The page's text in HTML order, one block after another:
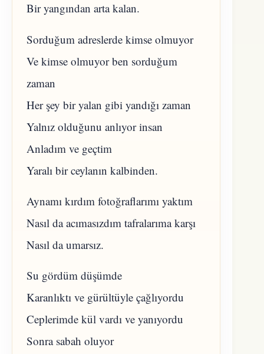
Bir yangından arta kalan.
Sorduğum adreslerde kimse olmuyor
Ve kimse olmuyor ben sorduğum
zaman
Her şey bir yalan gibi yandığı zaman
Yalnız olduğunu anlıyor insan
Anladım ve geçtim
Yaralı bir ceylanın kalbinden.
Aynamı kırdım fotoğraflarımı yaktım
Nasıl da acımasızdım tafralarıma karşı
Nasıl da umarsız.
Su gördüm düşümde
Karanlıktı ve gürültüyle çağlıyordu
Ceplerimde kül vardı ve yanıyordu
Sonra sabah oluyor